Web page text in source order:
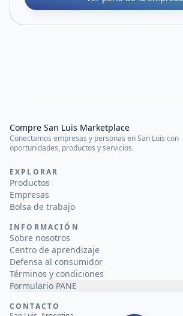
Compre San Luis Marketplace
Conectamos empresas y personas en San Luis con
oportunidades, productos y servicios.
EXPLORAR
Productos
Empresas
Bolsa de trabajo
INFORMACIÓN
Sobre nosotros
Centro de aprendizaje
Defensa al consumidor
Términos y condiciones
Formulario PANE
CONTACTO